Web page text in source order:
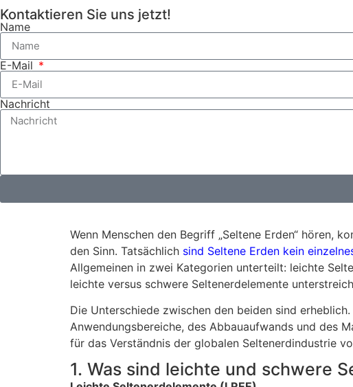
Kontaktieren Sie uns jetzt!
Name
E-Mail
Nachricht
Wenn Menschen den Begriff „Seltene Erden“ hören,
den Sinn. Tatsächlich sind Seltene Erden kein
Allgemeinen in zwei Kategorien unterteilt: leichte
leichte versus schwere Seltenerdelemente
Die Unterschiede zwischen den beiden sind
Anwendungsbereiche, des Abbauaufwands und des
für das Verständnis der globalen Seltenerdindustrie
1. Was sind leichte und schwere